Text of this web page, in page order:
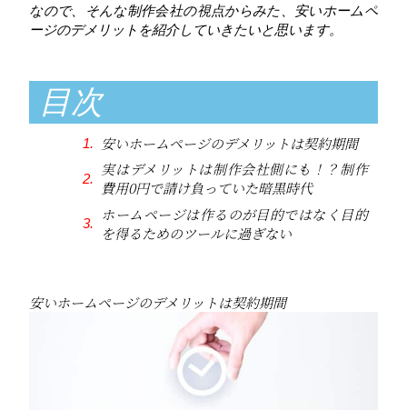
なので、そんな制作会社の視点からみた、安いホームペ
ージのデメリットを紹介していきたいと思います。
目次
安いホームページのデメリットは契約期間
実はデメリットは制作会社側にも！？制作
費用0円で請け負っていた暗黒時代
ホームページは作るのが目的ではなく目的
を得るためのツールに過ぎない
安いホームページのデメリットは契約期間